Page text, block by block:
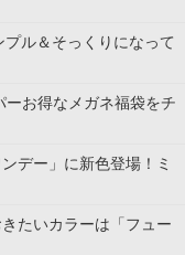
ル＆そっくりになって
ーお得なメガネ福袋をチ
デー」に新色登場！ミ
たいカラーは「フュー